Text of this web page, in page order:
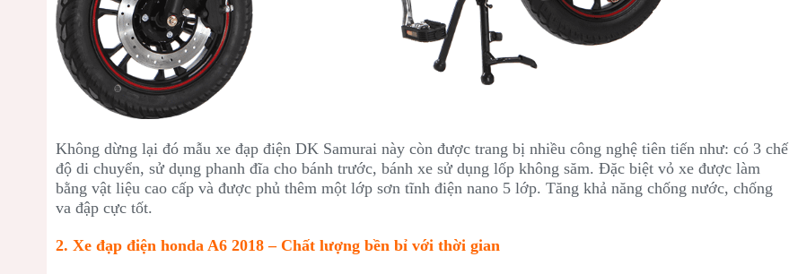
Không dừng lại đó mẫu xe đạp điện DK Samurai này còn được trang bị nhiều công nghệ tiên tiến như: có 3 chế
độ di chuyển, sử dụng phanh đĩa cho bánh trước, bánh xe sử dụng lốp không săm. Đặc biệt vỏ xe được làm
bằng vật liệu cao cấp và được phủ thêm một lớp sơn tĩnh điện nano 5 lớp. Tăng khả năng chống nước, chống
va đập cực tốt.
2. Xe đạp điện honda A6 2018 – Chất lượng bền bỉ với thời gian